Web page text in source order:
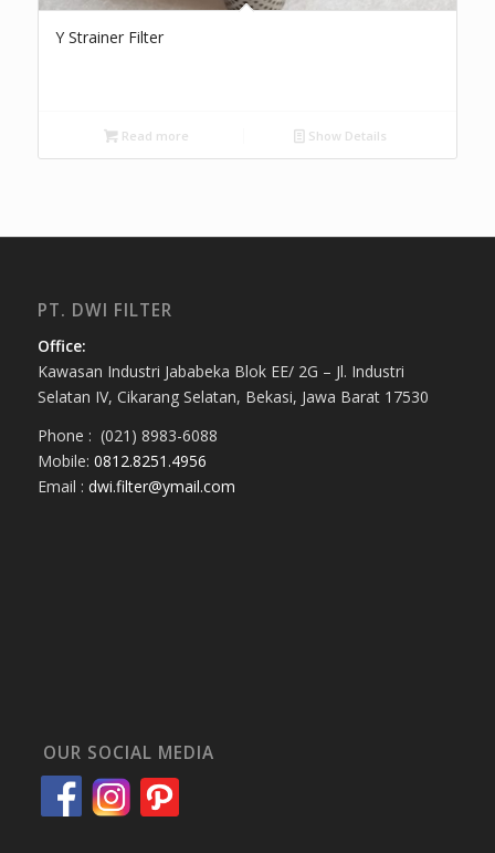
Y Strainer Filter
Read more Show Details
PT. DWI FILTER
Office:
Kawasan Industri Jababeka Blok EE/ 2G – Jl. Industri
Selatan IV, Cikarang Selatan, Bekasi, Jawa Barat 17530
Phone : (021) 8983-6088
Mobile: 0812.8251.4956
Email : dwi.filter@ymail.com
OUR SOCIAL MEDIA